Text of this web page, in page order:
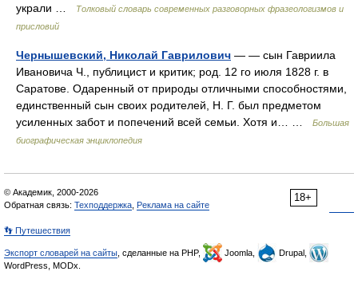
украли …
Толковый словарь современных разговорных фразеологизмов и
присловий
Чернышевский, Николай Гаврилович — — сын Гавриила
Ивановича Ч., публицист и критик; род. 12 го июля 1828 г. в
Саратове. Одаренный от природы отличными способностями,
единственный сын своих родителей, Н. Г. был предметом
усиленных забот и попечений всей семьи. Хотя и… …
Большая
биографическая энциклопедия
18+
© Академик, 2000-2026
Обратная связь: Техподдержка Реклама на сайте
👣 Путешествия
Экспорт словарей на сайты , сделанные на PHP, Joomla,
Drupal,
WordPress, MODx.